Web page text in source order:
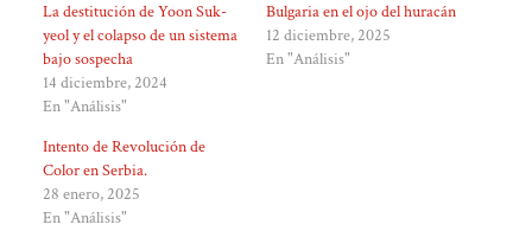
La destitución de Yoon Suk-
yeol y el colapso de un sistema
bajo sospecha
14 diciembre, 2024
En "Análisis"
Bulgaria en el ojo del huracán
12 diciembre, 2025
En "Análisis"
Intento de Revolución de
Color en Serbia.
28 enero, 2025
En "Análisis"